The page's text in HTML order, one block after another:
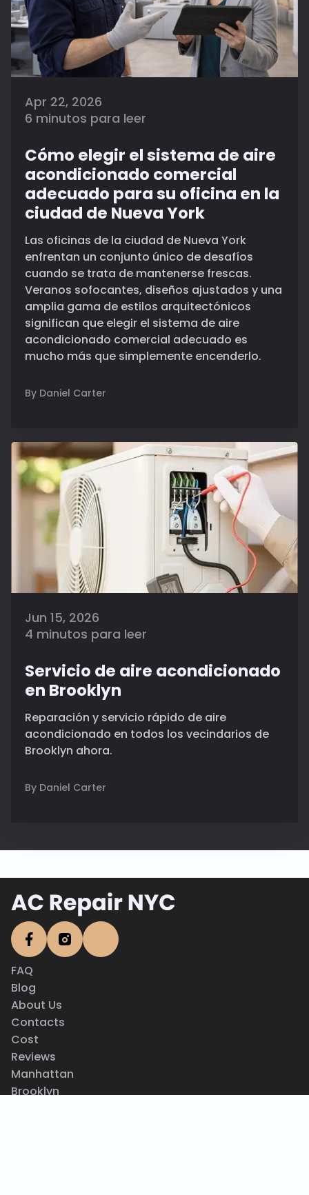
Apr 22, 2026
6 minutos para leer
Cómo elegir el sistema de aire
acondicionado comercial
adecuado para su oficina en la
ciudad de Nueva York
Las oficinas de la ciudad de Nueva York
enfrentan un conjunto único de desafíos
cuando se trata de mantenerse frescas.
Veranos sofocantes, diseños ajustados y una
amplia gama de estilos arquitectónicos
significan que elegir el sistema de aire
acondicionado comercial adecuado es
mucho más que simplemente encenderlo.
By Daniel Carter
Jun 15, 2026
4 minutos para leer
Servicio de aire acondicionado
en Brooklyn
Reparación y servicio rápido de aire
acondicionado en todos los vecindarios de
Brooklyn ahora.
By Daniel Carter
FAQ
Blog
About Us
Contacts
Cost
Reviews
Manhattan
Brooklyn